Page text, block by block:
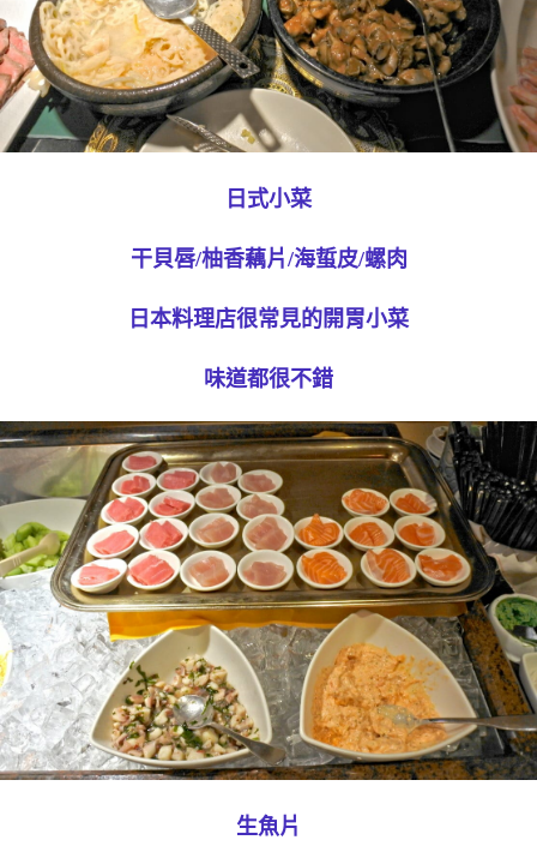
日式小菜
干貝唇/柚香藕片/海蜇皮/螺肉
日本料理店很常見的開胃小菜
味道都很不錯
生魚片